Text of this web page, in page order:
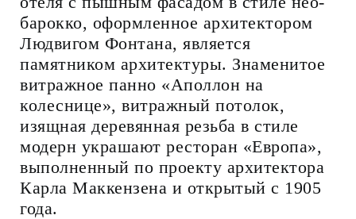
барокко, оформленное архитектором
Людвигом Фонтана, является
памятником архитектуры. Знаменитое
витражное панно «Аполлон на
колеснице», витражный потолок,
изящная деревянная резьба в стиле
модерн украшают ресторан «Европа»,
выполненный по проекту архитектора
Карла Маккензена и открытый с 1905
года.